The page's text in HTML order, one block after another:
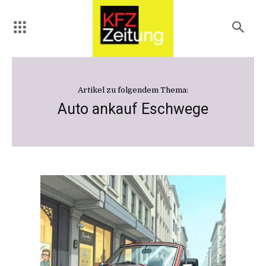
Artikel zu folgendem Thema:
Auto ankauf Eschwege